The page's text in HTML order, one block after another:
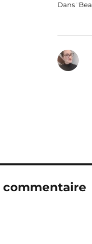
Dans
commentaire